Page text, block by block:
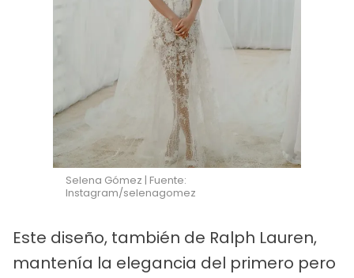
Selena Gómez | Fuente:
Instagram/selenagomez
Este diseño, también de Ralph Lauren,
mantenía la elegancia del primero pero